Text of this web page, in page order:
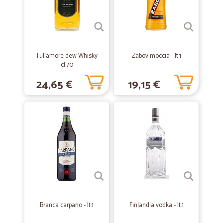
—Paola S.
Merce ricevuta nei tempi previsti
03/11/2021
— Marco S.
CONSEGNA IN UN GIORNO....... FANTASTICO !!!!
—
I prezzi non sono molto competitivi. Ma comodo per il pagamento in
Tullamore dew Whisky
cl.70
24,65 €
Zabov moccia - lt.1
19,15 €
Branca carpano - lt.1 Finlandia vodka - lt.1